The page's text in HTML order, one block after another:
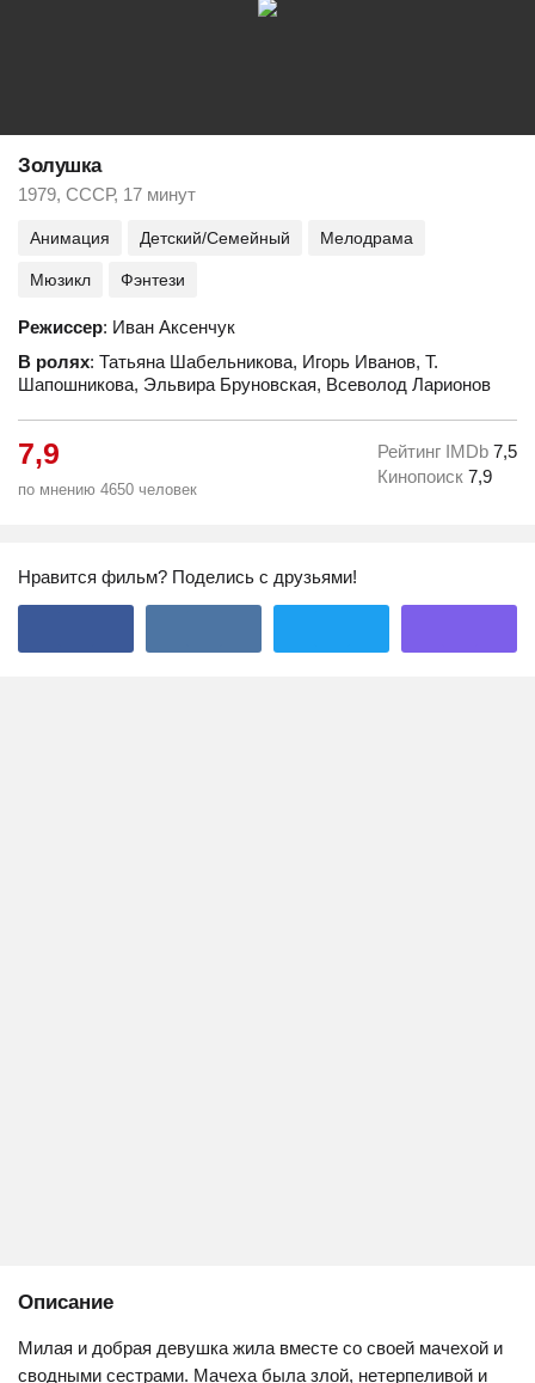
Золушка
1979, СССР, 17 минут
Анимация Детский/Семейный Мелодрама
Мюзикл Фэнтези
Режиссер: Иван Аксенчук
В ролях: Татьяна Шабельникова, Игорь Иванов, Т.
Шапошникова, Эльвира Бруновская, Всеволод Ларионов
7,9
по мнению 4650 человек
Рейтинг IMDb 7,5
Кинопоиск 7,9
Нравится фильм? Поделись с друзьями!
Описание
Милая и добрая девушка жила вместе со своей мачехой и
сводными сестрами. Мачеха была злой, нетерпеливой и